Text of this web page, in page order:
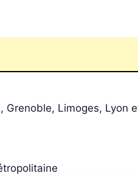
Grenoble, Limoges, Lyon